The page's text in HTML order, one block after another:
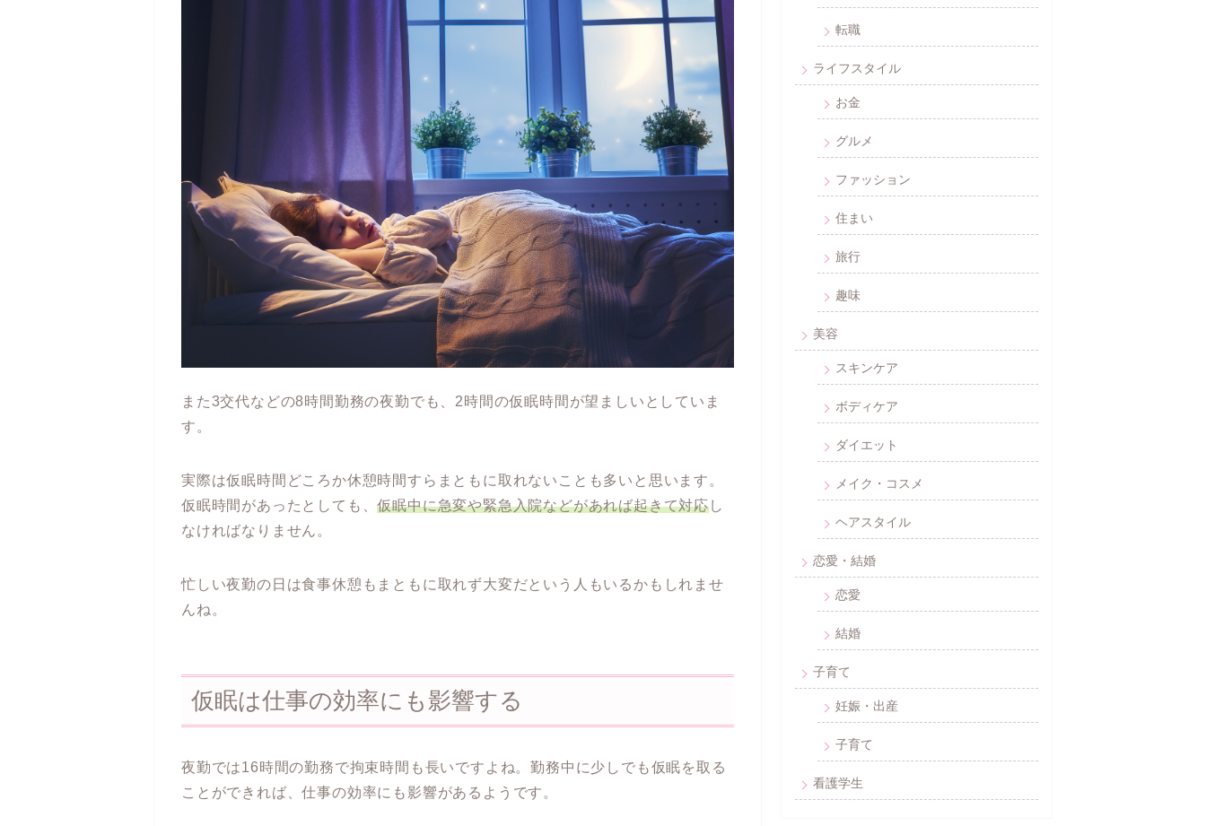
また3交代などの8時間勤務の夜勤でも、2時間の仮眠時間が望ましいとしていま
す。
実際は仮眠時間どころか休憩時間すらまともに取れないことも多いと思います。
仮眠時間があったとしても、仮眠中に急変や緊急入院などがあれば起きて対応し
なければなりません。
忙しい夜勤の日は食事休憩もまともに取れず大変だという人もいるかもしれませ
んね。
仮眠は仕事の効率にも影響する
夜勤では16時間の勤務で拘束時間も長いですよね。勤務中に少しでも仮眠を取る
ことができれば、仕事の効率にも影響があるようです。
転職
ライフスタイル
お金
グルメ
ファッション
住まい
旅行
趣味
美容
スキンケア
ボディケア
ダイエット
メイク・コスメ
ヘアスタイル
恋愛・結婚
恋愛
結婚
子育て
妊娠・出産
子育て
看護学生